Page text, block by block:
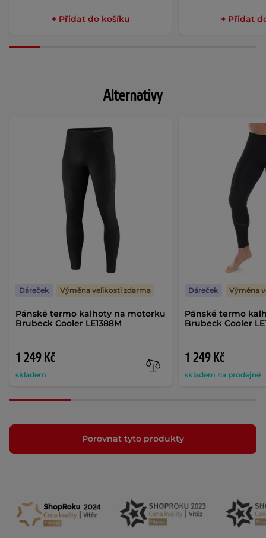
+ Přidat do košíku + Přidat
Alternativy
Pánské termo kalhoty na motorku
Brubeck Cooler LE1388M
1 249 Kč
skladem
Dáreček Výměna velikosti zdarma
Pánské termo
Brubeck Cooler
1 249 Kč
skladem na prodejně
Dáreček Výměna
Porovnat tyto produkty